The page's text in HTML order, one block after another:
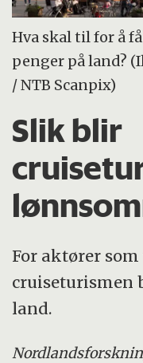
Hva skal til for å
penger på land?
/ NTB Scanpix)
Slik blir
For aktører som
cruiseturismen
land.